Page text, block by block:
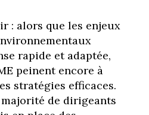
: alors que les enjeux
rapide et adaptée,
peinent encore à
stratégies efficaces.
de dirigeants